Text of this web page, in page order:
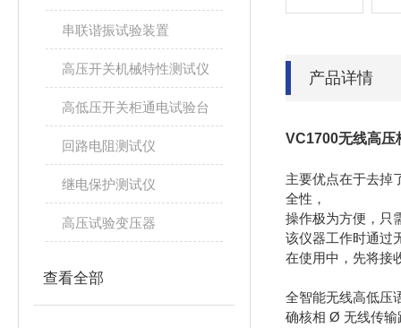
串联谐振试验装置
高压开关机械特性测试仪
高低压开关柜通电试验台
回路电阻测试仪
继电保护测试仪
高压试验变压器
查看全部
产品详情
VC1700无线高压
主要优点在于去掉
全性，
操作极为方便，只
该仪器工作时通过
在使用中，先将接
全智能无线高低压
确核相 Ø 无线传输